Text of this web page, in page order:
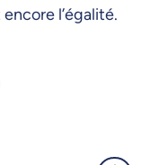
l’égalité.